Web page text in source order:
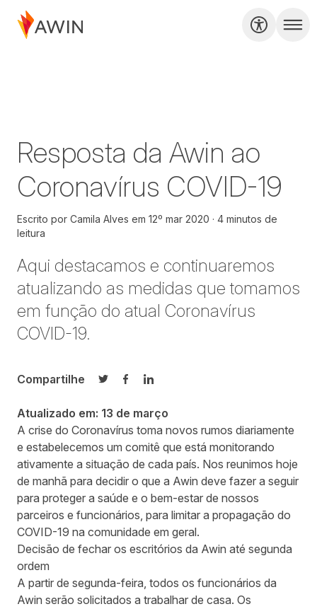
Resposta da Awin ao
Coronavírus COVID-19
Escrito por Camila Alves em 12º mar 2020
4 minutos de
leitura
Aqui destacamos e continuaremos
atualizando as medidas que tomamos
em função do atual Coronavírus
COVID-19.
Compartilhe
Compartilhar no Twitter
Compartilhar no Facebook
Compartilhar no LinkedIn
Atualizado em: 13 de março
A crise do Coronavírus toma novos rumos diariamente
e estabelecemos um comitê que está monitorando
ativamente a situação de cada país. Nos reunimos hoje
de manhã para decidir o que a Awin deve fazer a seguir
para proteger a saúde e o bem-estar de nossos
parceiros e funcionários, para limitar a propagação do
COVID-19 na comunidade em geral.
Decisão de fechar os escritórios da Awin até segunda
ordem
A partir de segunda-feira, todos os funcionários da
Awin serão solicitados a trabalhar de casa. Os